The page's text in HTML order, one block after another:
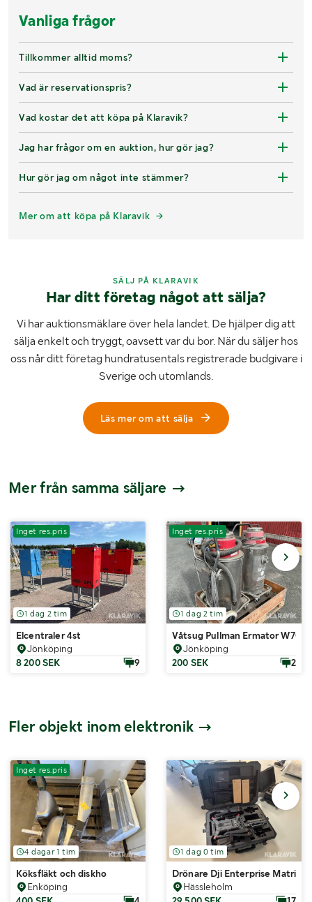
Vanliga frågor
Tillkommer alltid moms?
Vad är reservationspris?
Vad kostar det att köpa på Klaravik?
Jag har frågor om en auktion, hur gör jag?
Hur gör jag om något inte stämmer?
Mer om att köpa på Klaravik
SÄLJ PÅ KLARAVIK
Har ditt företag något att sälja?
Vi har auktionsmäklare över hela landet. De hjälper dig att
sälja enkelt och tryggt, oavsett var du bor. När du säljer hos
oss når ditt företag hundratusentals registrerade budgivare i
Sverige och utomlands.
Läs mer om att sälja
Mer från samma säljare
Inget res.pris
1 dag 2 tim
Elcentraler 4st
Jönköping
8 200 SEK
9
Inget res.pris
1 dag 2 tim
Våtsug Pullman Ermator W70P
Jönköping
200 SEK
2
Fler objekt inom elektronik
Inget res.pris
4 dagar 1 tim
Köksfläkt och diskho
Enköping
1 dag 0 tim
Drönare Dji Enterprise Matrice
Hässleholm